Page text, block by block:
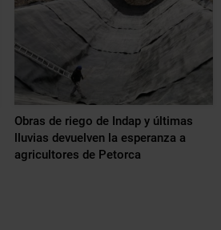
Obras de riego de Indap y últimas
lluvias devuelven la esperanza a
agricultores de Petorca